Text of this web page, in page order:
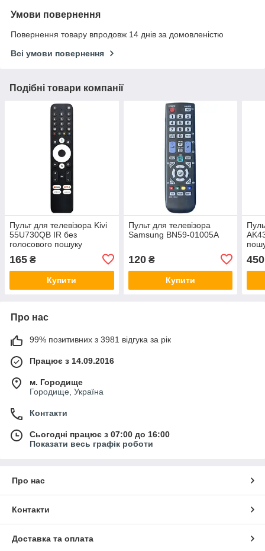
Умови повернення
Повернення товару впродовж 14 днів за домовленістю
Всі умови повернення
Подібні товари компанії
Пульт для телевізора Kivi
55U730QB IR без
голосового пошуку
165 ₴
Купити
Пульт для телевізора
Samsung BN59-01005A
120₴
Купити
450
Про нас
99% позитивних з 3981 відгука за рік
Працює з 14.09.2016
м. Городище
Городище, Україна
Контакти
Сьогодні працює з 07:00 до 16:00
Показати весь графік роботи
Про нас
Контакти
Доставка та оплата